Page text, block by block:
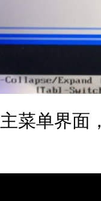
主菜单界面